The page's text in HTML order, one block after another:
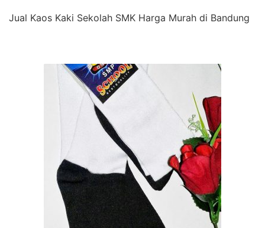
Jual Kaos Kaki Sekolah SMK Harga Murah di Bandung